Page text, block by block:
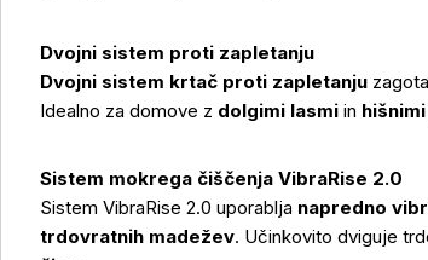
Dvojni sistem proti zapletanju
Dvojni sistem krtač proti zapletanju
Idealno za domove z dolgimi lasmi in
Sistem mokrega čiščenja VibraRise 2.0
Sistem VibraRise 2.0 uporablja napredno
trdovratnih madežev. Učinkovito dviguje